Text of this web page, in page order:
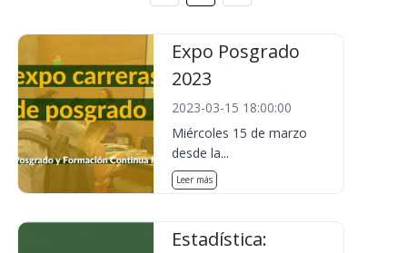
Expo Posgrado
2023
2023-03-15 18:00:00
Miércoles 15 de marzo
desde la...
Leer más
Estadística: